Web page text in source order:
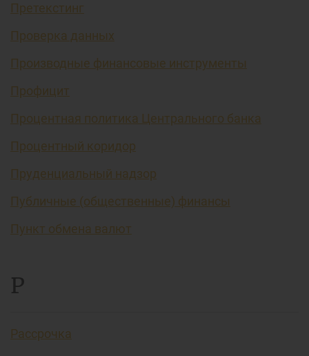
Претекстинг
Проверка данных
Производные финансовые инструменты
Профицит
Процентная политика Центрального банка
Процентный коридор
Пруденциальный надзор
Публичные (общественные) финансы
Пункт обмена валют
Р
Рассрочка